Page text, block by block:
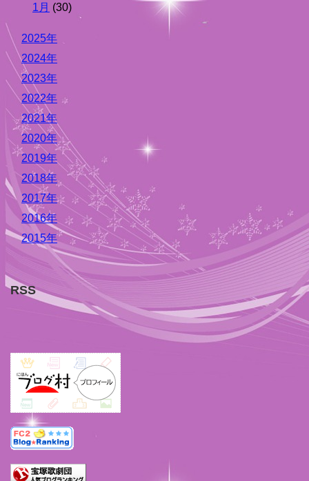
1月 (30)
2025年
2024年
2023年
2022年
2021年
2020年
2019年
2018年
2017年
2016年
2015年
RSS